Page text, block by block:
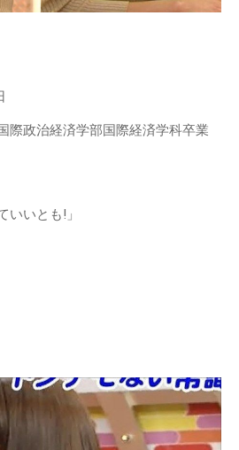
際政治経済学部国際経済学科卒業
いいとも!」